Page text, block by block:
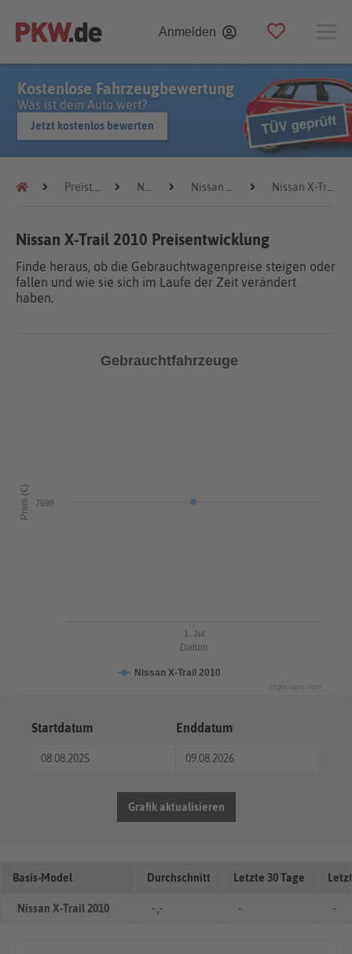
Anmelden
Kostenlose Fahrzeugbewertung
Was ist dein Auto wert?
Jetzt kostenlos bewerten
Preistrends Nissan Nissan X-Trail Nissan X-Trail 2010
Nissan X-Trail 2010 Preisentwicklung
Finde heraus, ob die Gebrauchtwagenpreise steigen oder
fallen und wie sie sich im Laufe der Zeit verändert
haben.
Datum
Preis (€)
Gebrauchtfahrzeuge
Nissan X-Trail 2010
1. Jul
7699
Highcharts.com
Startdatum Enddatum
Grafik aktualisieren
Basis-Model Durchschnitt Letzte 30 Tage
Nissan X-Trail 2010 - ,- - -